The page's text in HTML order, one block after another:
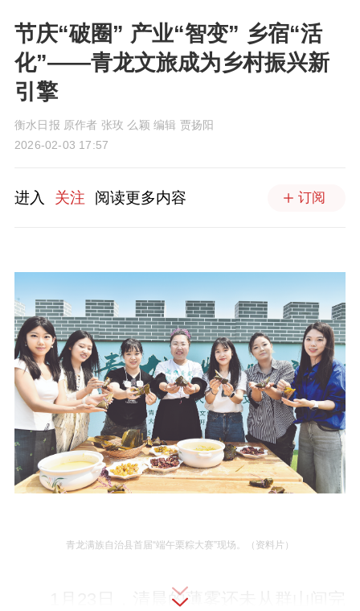
节庆“破圈” 产业“智变” 乡宿“活
化”——青龙文旅成为乡村振兴新
引擎
衡水日报 原作者 张玫 么颖 编辑 贾扬阳
2026-02-03 17:57
进入 关注 阅读更多内容 订阅
青龙满族自治县首届“端午栗粽大赛”现场。（资料片）
1月23日，清晨的薄雾还未从群山间完